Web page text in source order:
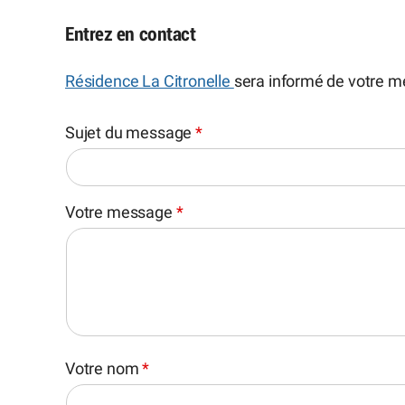
Entrez en contact
Résidence La Citronelle sera informé de votre
Sujet du message*
Votre message *
Votre nom*